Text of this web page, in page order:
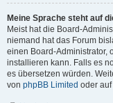
Meine Sprache steht auf
Meist hat die Board-
niemand hat das Forum
einen Board-Administrator,
installieren kann. Falls es
es übersetzen würden.
von phpBB Limited oder auf